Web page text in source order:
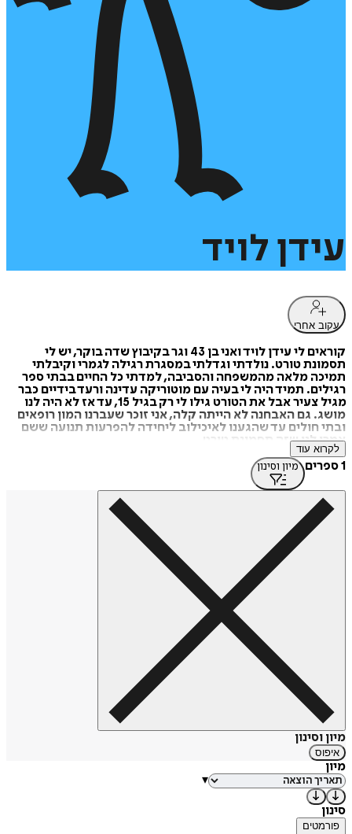
עידן לויד
עקוב אחרי
קוראים לי עידן לויד ואני בן 43 וגר בקיבוץ שדה בוקר, יש לי
תסמונת טורט. נולדתי וגדלתי במסגרת רגילה לגמרי וקיבלתי
תמיכה מלאה מהמשפחה והסביבה, למדתי כל החיים בבתי ספר
רגילים. תמיד היה לי בעיה עם מוטוריקה עדינה ורעד בידיים כבר
מגיל צעיר אבל את הטורט גילו לי רק בגיל 15, עד אז לא היה לנו
מושג. גם האבחנה לא הייתה קלה, אני זוכר שעברנו המון רופאים
ובתי חולים עד שהגענו לאיכילוב ליחידה להפרעות תנועה ששם
אמרו לנו שזה תסמונת טורט.
הרצאות – "זה התיק שלי" ההרצאה עוסקת בסיפור חיים שלי
וההתמודדות עם הטורט.
ספר– הספר מכיל את כל הפוסטים שיש לי בבלוג.
בלוג – בבלוג אני מדבר על כל מה שאני עובר ומצבים שאני נתקל
בהם במהלך החיים. אני גם כותב על נושאים שקשורים לטורט. הוא
מתורגם גם לאנגלית.
לקרוא עוד
1 ספרים מיון וסינון
מיון וסינון
איפוס
מיון
▾
סינון
פורמטים